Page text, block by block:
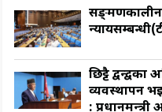
सङ्क्रमणकालीन
छिट्टै
व्यवस्थापन
: प्रधानमन्त्री